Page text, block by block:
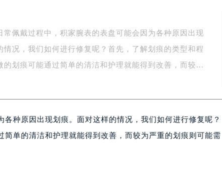
楼18层1803室（需提前预约）
号楼16层1604室（需提前预约）
塔写字楼（华润万象城）17层1706室（需提前预约）
楼8层805室（需提前预约）
字楼A座13层1304室（需提前预约）
（中央广场）A1座办公楼14层07室（需提前预约）
楼A塔7层704室（需提前预约）
常佩戴过程中，积家腕表的表盘可能会因为各种原因出现
情况，我们如何进行修复呢？首先，了解划痕的类型和程
的划痕可能通过简单的清洁和护理就能得到改善，而较
种原因出现划痕。面对这样的情况，我们如何进行修复呢？
单的清洁和护理就能得到改善，而较为严重的划痕则可能需